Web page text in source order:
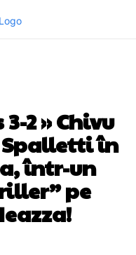
2 » Chivu
Spalletti în
într-un
pe